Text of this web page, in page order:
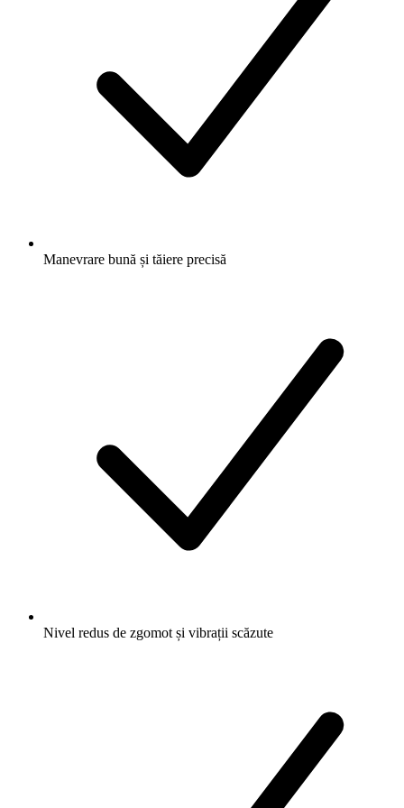
Manevrare bună și tăiere precisă
Nivel redus de zgomot și vibrații scăzute